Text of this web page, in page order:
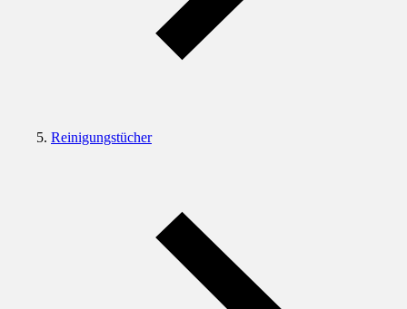
Reinigungstücher